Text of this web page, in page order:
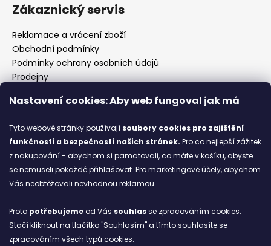
Nastavení cookies: Aby web fungoval jak má
Tyto webové stránky používají soubory cookies pro zajištění
funkčnosti a bezpečnosti našich stránek. Pro co nejlepší zážitek
z nakupování - abychom si pamatovali, co máte v košíku, abyste
se nemuseli pokaždé přihlašovat. Pro marketingové účely, abychom
Vás neobtěžovali nevhodnou reklamou.
Proto potřebujemeod Vás souhlasse zpracováním cookies.
Stačí kliknout na tlačítko "Souhlasím" a tímto souhlasíte se
zpracováním všech typů cookies.
Zákaznický servis
Reklamace a vrácení zboží
Obchodní podmínky
Podmínky ochrany osobních údajů
Prodejny
Značky
Blog
Ze starých bot staronové
ARCHIV